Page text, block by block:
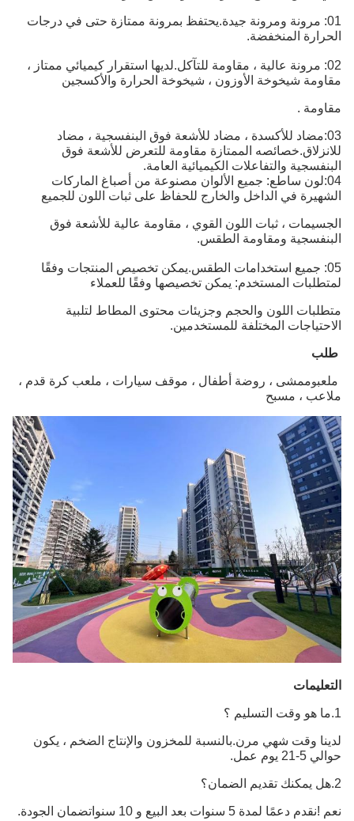
01: مرونة ومرونة جيدة.يحتفظ بمرونة ممتازة حتى في درجات
الحرارة المنخفضة.
02: مرونة عالية ، مقاومة للتآكل.
لديها استقرار كيميائي ممتاز ،
مقاومة شيخوخة الأوزون ، شيخوخة الحرارة والأكسجين
مقاومة .
03: مضاد للأكسدة ، مضاد للأشعة فوق البنفسجية ، مضاد
للانزلاق.خصائصه الممتازة مقاومة للتعرض للأشعة فوق
البنفسجية والتفاعلات الكيميائية العامة.
04: لون ساطع: جميع الألوان مصنوعة من أصباغ الماركات
الشهيرة في الداخل والخارج للحفاظ على ثبات اللون للجميع
الجسيمات ، ثبات اللون القوي ، مقاومة عالية للأشعة فوق
البنفسجية ومقاومة الطقس.
05: جميع استخدامات الطقس.
يمكن تخصيص المنتجات وفقًا
لمتطلبات المستخدم: يمكن تخصيصها وفقًا للعملاء
متطلبات اللون والحجم وجزيئات محتوى المطاط لتلبية
الاحتياجات المختلفة للمستخدمين.
طلب
ملعبوممشى ، روضة أطفال ، موقف سيارات ، ملعب كرة قدم ،
ملاعب ، مسبح
التعليمات
1.ما هو وقت التسليم ؟
لدينا وقت شهي مرن.بالنسبة للمخزون والإنتاج الضخم ، يكون
حوالي 5-21 يوم عمل.
2.هل يمكنك تقديم الضمان؟
نعم !نقدم دعمًا لمدة 5 سنوات بعد البيع و 10 سنوات ضمان الجودة.